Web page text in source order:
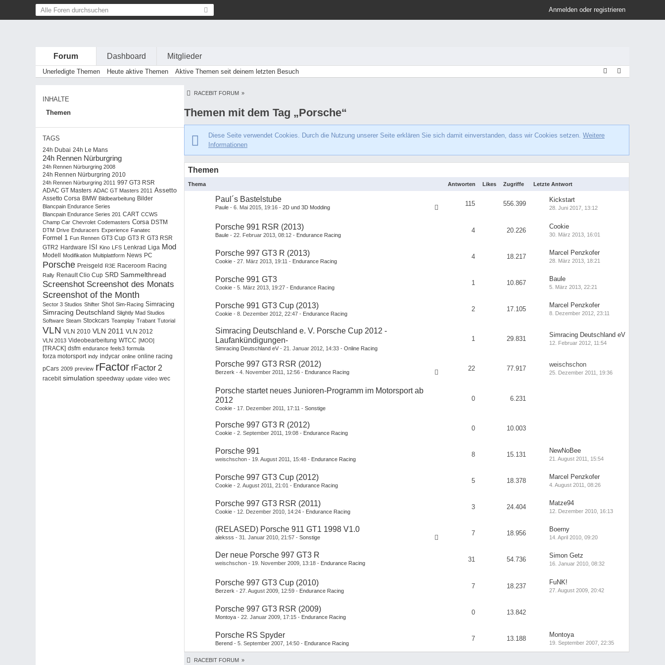
Anmelden oder registrieren
Forum Dashboard Mitglieder
Unerledigte Themen Heute aktive Themen Aktive Themen seit deinem letzten Besuch
INHALTE
Themen
TAGS
24h Dubai 24h Le Mans
24h Rennen Nürburgring
24h Rennen Nürburgring 2008
24h Rennen Nürburgring 2010
24h Rennen Nürburgring 2011 997 GT3 RSR
ADAC GT Masters ADAC GT Masters 2011 Assetto
Assetto Corsa BMW Bildbearbeitung Bilder
Blancpain Endurance Series
Blancpain Endurance Series 201 CART CCWS
Champ Car Chevrolet Codemasters Corsa DSTM
DTM Drive Enduracers Experience Fanatec
Formel 1 Fun Rennen GT3 Cup GT3 R GT3 RSR
GTR2 Hardware ISI Kino LFS Lenkrad Liga Mod
Modell Modifikation Multiplattform News PC
Porsche Preisgeld R3E Raceroom Racing
Rally Renault Clio Cup SRD Sammelthread
Screenshot Screenshot des Monats
Screenshot of the Month
Sector 3 Studios Shifter Shot Sim-Racing Simracing
Simracing Deutschland Slightly Mad Studios
Software Steam Stockcars Teamplay Trabant Tutorial
VLN VLN 2010 VLN 2011 VLN 2012
VLN 2013 Videobearbeitung WTCC [MOD]
[TRACK] dsfm endurance feels3 formula
forza motorsport indy indycar online online racing
pCars 2009 preview rFactor rFactor 2
racebit simulation speedway update video wec
RACEBIT FORUM »
Themen mit dem Tag „Porsche“
Diese Seite verwendet Cookies. Durch die Nutzung unserer Seite erklären Sie sich damit einverstanden, dass wir Cookies setzen. Weitere
Informationen
Themen
Thema Antworten Likes Zugriffe Letzte Antwort
Paul´s Bastelstube
Paule 6. Mai 2015, 19:16 2D und 3D Modding 115 556.399
Kickstart
28. Juni 2017, 13:12
Porsche 991 RSR (2013)
Baule 22. Februar 2013, 08:12 Endurance Racing
4 20.226
Cookie
30. März 2013, 16:01
Porsche 997 GT3 R (2013)
Cookie 27. März 2013, 19:11 Endurance Racing
4 18.217
Marcel Penzkofer
28. März 2013, 18:21
Porsche 991 GT3
Cookie 5. März 2013, 19:27 Endurance Racing
1 10.867
Baule
5. März 2013, 22:21
Porsche 991 GT3 Cup (2013)
Cookie 8. Dezember 2012, 22:47 Endurance Racing
2 17.105
Marcel Penzkofer
8. Dezember 2012, 23:11
Simracing Deutschland e. V. Porsche Cup 2012 -
Laufankündigungen-
Simracing Deutschland eV 21. Januar 2012, 14:33 Online Racing
1 29.831
Simracing Deutschland eV
12. Februar 2012, 11:54
Porsche 997 GT3 RSR (2012)
Berzerk 4. November 2011, 12:56 Endurance Racing 22 77.917
weischschon
25. Dezember 2011, 19:36
Porsche startet neues Junioren-Programm im Motorsport ab
2012
Cookie 17. Dezember 2011, 17:11 Sonstige
0 6.231
Porsche 997 GT3 R (2012)
Cookie 2. September 2011, 19:08 Endurance Racing
0 10.003
Porsche 991
weischschon 19. August 2011, 15:48 Endurance Racing
8 15.131
NewNoBee
21. August 2011, 15:54
Porsche 997 GT3 Cup (2012)
Cookie 2. August 2011, 21:01 Endurance Racing
5 18.378
Marcel Penzkofer
4. August 2011, 08:26
Porsche 997 GT3 RSR (2011)
Cookie 12. Dezember 2010, 14:24 Endurance Racing
3 24.404
Matze94
12. Dezember 2010, 16:13
(RELASED) Porsche 911 GT1 1998 V1.0
aleksss 31. Januar 2010, 21:57 Sonstige
7 18.956
Boerny
14. April 2010, 09:20
Der neue Porsche 997 GT3 R
weischschon 19. November 2009, 13:18 Endurance Racing 31 54.736
Simon Getz
16. Januar 2010, 08:32
Porsche 997 GT3 Cup (2010)
Berzerk 27. August 2009, 12:59 Endurance Racing
7 18.237
FuNK!
27. August 2009, 20:42
Porsche 997 GT3 RSR (2009)
Montoya 22. Januar 2009, 17:15 Endurance Racing
0 13.842
Porsche RS Spyder
Berend 5. September 2007, 14:50 Endurance Racing
7 13.188
Montoya
19. September 2007, 22:35
RACEBIT FORUM »